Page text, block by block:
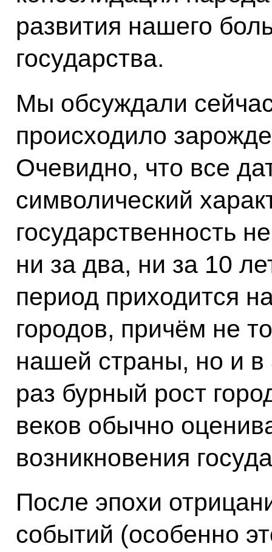
развития нашего
государства.
Мы обсуждали
происходило
Очевидно, что все
символический
государственность
ни за два, ни за 10
период приходится
городов, причём не
нашей страны, но и
раз бурный рост
веков обычно
возникновения
После эпохи
событий (особенно